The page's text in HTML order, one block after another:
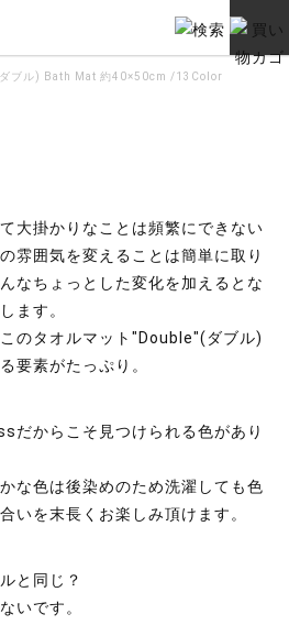
ブル) Bath Mat 約40×50cm /13Color
大掛かりなことは頻繁にできない
雰囲気を変えることは簡単に取り
なちょっとした変化を加えると な
ます。
のタオルマット"Double"(ダブル)
要素がたっぷり。
だからこそ見つけられる色があり
な色は後染めのため洗濯しても色
いを末長くお楽しみ頂けます。
と同じ？
いです。